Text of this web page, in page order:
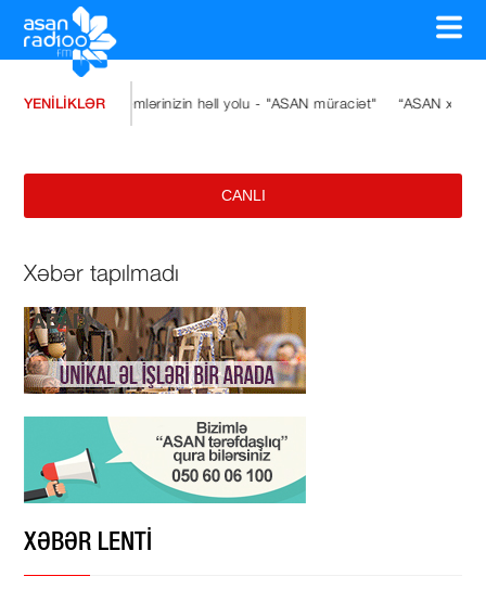
YENİLİKLƏR
Problemlərinizin həll yolu - "ASAN müraciət" “ASAN xidmət”
CANLI
Xəbər tapılmadı
XƏBƏR LENTİ